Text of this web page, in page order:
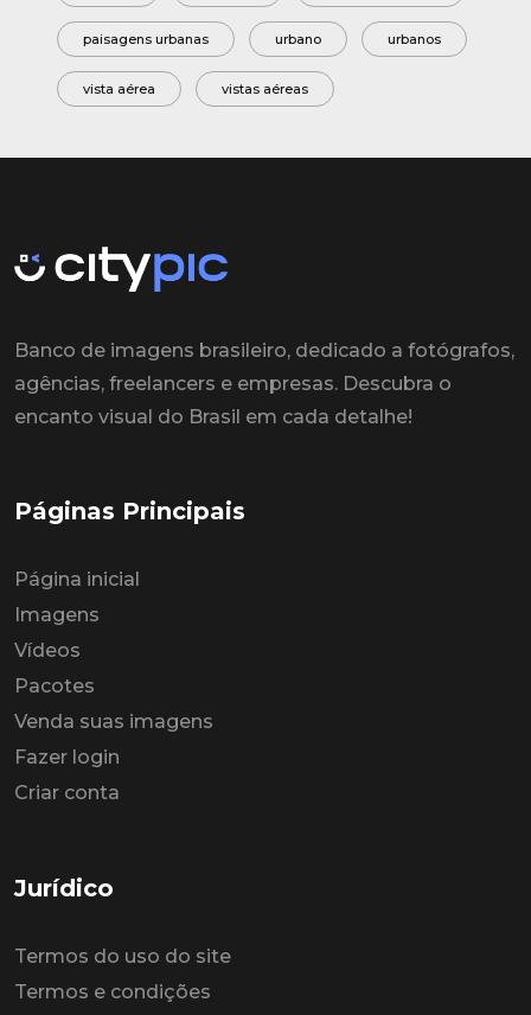
paisagens urbanas urbano urbanos
vista aérea vistas aéreas
Banco de imagens brasileiro, dedicado a fotógrafos,
agências, freelancers e empresas. Descubra o
encanto visual do Brasil em cada detalhe!
Páginas Principais
Página inicial
Imagens
Vídeos
Pacotes
Venda suas imagens
Fazer login
Criar conta
Jurídico
Termos do uso do site
Termos e condições